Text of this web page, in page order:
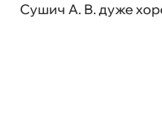
Сушич А. В. дуже